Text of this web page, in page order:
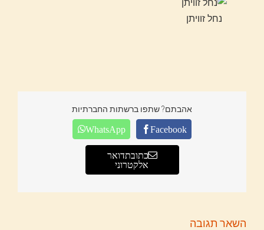
נחל זוויתן
אהבתם? שתפו ברשתות החברתיות
Facebook
WhatsApp
כתובת דואר
אלקטרוני
השאר תגובה